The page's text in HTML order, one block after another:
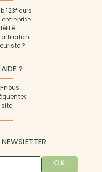
123fleurs
affiliation
?
?
nous
site
OK